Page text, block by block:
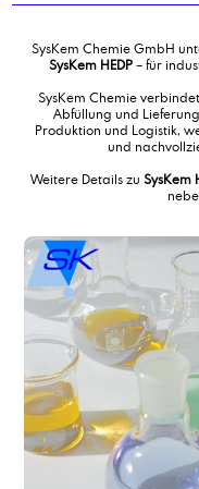
Stearylalkohol
Stearylamin, destilliert
SysKem Bio-Lackentferner
SysKem BT 1000 Granulat
Syskem FA 13 EOB
SysKem FLK 8
SysKem Flockungsmittel P100
SysKem Glue Cleaner
SysKem GTO 2
SysKem HEDP
SysKem KE 1100
SysKem Korrosionsinhibitor ITD
Syskem Lubricant Additiv 11
SysKem Chemie GmbH
SysKem HEDP– für
SysKem Chemie
Abfüllung und
Produktion und Logistik,
und
Weitere Details zuSysKem